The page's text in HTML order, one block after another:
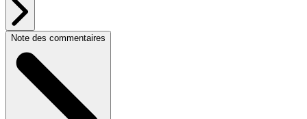
Note des commentaires